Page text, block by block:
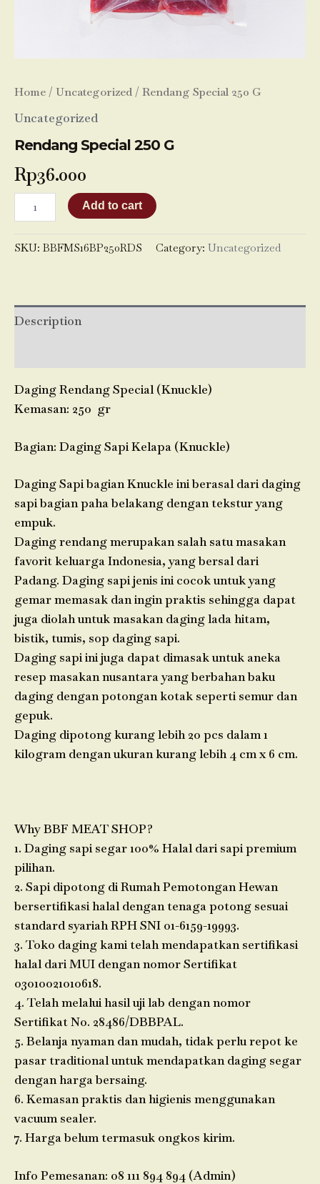
Home / Uncategorized / Rendang Special 250 G
Uncategorized
Rendang Special 250 G
Rp36.000
Add to cart
SKU: BBFMS16BP250RDS Category: Uncategorized
Description
Daging Rendang Special (Knuckle)
Kemasan: 250 gr
Bagian: Daging Sapi Kelapa (Knuckle)
Daging Sapi bagian Knuckle ini berasal dari daging
sapi bagian paha belakang dengan tekstur yang
empuk.
Daging rendang merupakan salah satu masakan
favorit keluarga Indonesia, yang bersal dari
Padang. Daging sapi jenis ini cocok untuk yang
gemar memasak dan ingin praktis sehingga dapat
juga diolah untuk masakan daging lada hitam,
bistik, tumis, sop daging sapi.
Daging sapi ini juga dapat dimasak untuk aneka
resep masakan nusantara yang berbahan baku
daging dengan potongan kotak seperti semur dan
gepuk.
Daging dipotong kurang lebih 20 pcs dalam 1
kilogram dengan ukuran kurang lebih 4 cm x 6 cm.
Why BBF MEAT SHOP?
1. Daging sapi segar 100% Halal dari sapi premium
pilihan.
2. Sapi dipotong di Rumah Pemotongan Hewan
bersertifikasi halal dengan tenaga potong sesuai
standard syariah RPH SNI 01-6159-19993.
3. Toko daging kami telah mendapatkan sertifikasi
halal dari MUI dengan nomor Sertifikat
03010021010618.
4. Telah melalui hasil uji lab dengan nomor
Sertifikat No. 28486/DBBPAL.
5. Belanja nyaman dan mudah, tidak perlu repot ke
pasar traditional untuk mendapatkan daging segar
dengan harga bersaing.
6. Kemasan praktis dan higienis menggunakan
vacuum sealer.
7. Harga belum termasuk ongkos kirim.
Info Pemesanan: 08 111 894 894 (Admin)